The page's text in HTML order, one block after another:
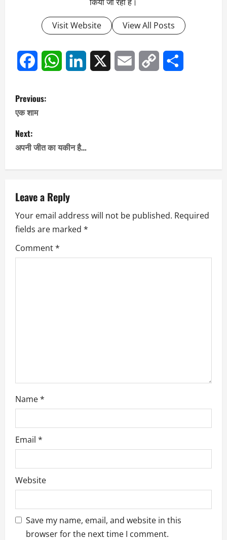
Visit Website View All Posts
P
o
s
t
a
v
i
g
Previous:
एक शाम
Next:
अपनी जीत का यकीन है…
Leave a Reply
Your email address will not be published. Required
fields are marked *
Comment*
Name*
Email *
Website
Save my name, email, and website in this
browser for the next time I comment.